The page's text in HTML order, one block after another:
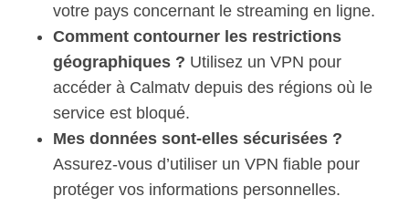
votre pays concernant le streaming en ligne.
Comment contourner les restrictions
géographiques ? Utilisez un VPN pour
accéder à Calmatv depuis des régions où le
service est bloqué.
Mes données sont-elles sécurisées ?
Assurez-vous d’utiliser un VPN fiable pour
protéger vos informations personnelles.